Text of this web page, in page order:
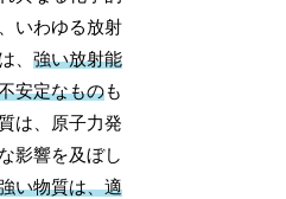
いわゆる放射
、強い放射能
安定なものも
は、原子力発
影響を及ぼし
い物質は、適